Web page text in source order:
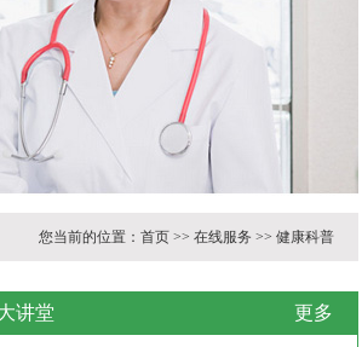
您当前的位置： 首页 >> 在线服务 >> 健康科普
讲堂 更多